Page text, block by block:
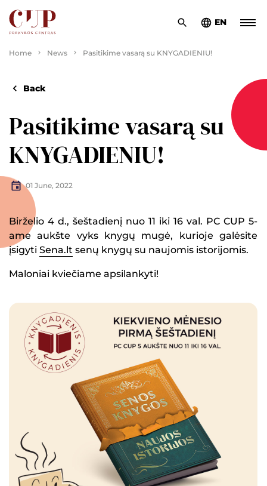
EN
Home News Pasitikime vasarą su KNYGADIENIU!
Back
Pasitikime vasarą su
KNYGADIENIU!
01 June, 2022
Birželio 4 d., šeštadienį nuo 11 iki 16 val. PC CUP 5-
ame aukšte vyks knygų mugė, kurioje galėsite
įsigyti Sena.lt senų knygų su naujomis istorijomis.
Maloniai kviečiame apsilankyti!